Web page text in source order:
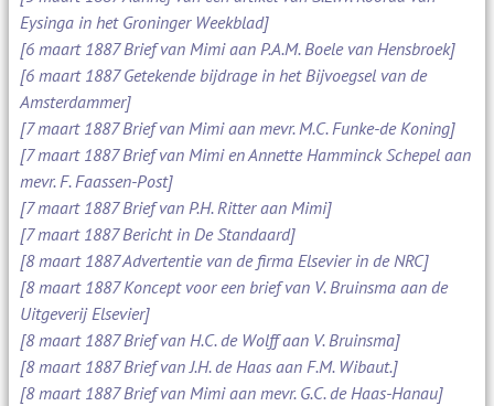
Eysinga in het Groninger Weekblad]
[6 maart 1887 Brief van Mimi aan P.A.M. Boele van Hensbroek]
[6 maart 1887 Getekende bijdrage in het Bijvoegsel van de
Amsterdammer]
[7 maart 1887 Brief van Mimi aan mevr. M.C. Funke-de Koning]
[7 maart 1887 Brief van Mimi en Annette Hamminck Schepel aan
mevr. F. Faassen-Post]
[7 maart 1887 Brief van P.H. Ritter aan Mimi]
[7 maart 1887 Bericht in De Standaard]
[8 maart 1887 Advertentie van de firma Elsevier in de NRC]
[8 maart 1887 Koncept voor een brief van V. Bruinsma aan de
Uitgeverij Elsevier]
[8 maart 1887 Brief van H.C. de Wolff aan V. Bruinsma]
[8 maart 1887 Brief van J.H. de Haas aan F.M. Wibaut.]
[8 maart 1887 Brief van Mimi aan mevr. G.C. de Haas-Hanau]